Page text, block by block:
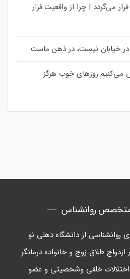
می‌گردد | چرا از واقعیت فرار
خیابان نیست، در ذهن ماست
می‌کنیم روزهای خوب هرگز
متخصص روانشناس
روانشناسی از دانشگاه دهلی نو
طلاق زوج و خانواده درمانگر
خلقی وشخصيتی و عضو